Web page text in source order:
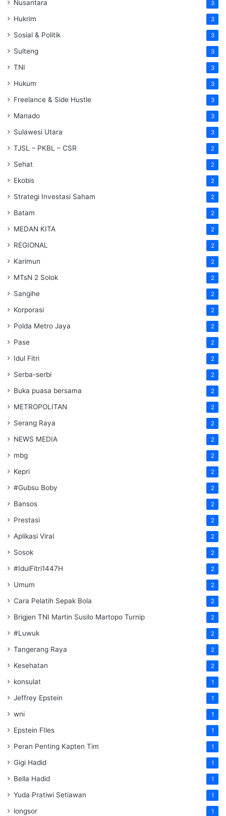
Nusantara 3
Hukrim 3
Sosial & Politik 3
Sulteng 3
TNI 3
Hukum 3
Freelance & Side Hustle 3
Manado 3
Sulawesi Utara 3
TJSL – PKBL – CSR 2
Sehat 2
Ekobis 2
Strategi Investasi Saham 2
Batam 2
MEDAN KITA 2
REGIONAL 2
Karimun 2
MTsN 2 Solok 2
Sangihe 2
Korporasi 2
Polda Metro Jaya 2
Pase 2
Idul Fitri 2
Serba-serbi 2
Buka puasa bersama 2
METROPOLITAN 2
Serang Raya 2
NEWS MEDIA 2
mbg 2
Kepri 2
#Gubsu Boby 2
Bansos 2
Prestasi 2
Aplikasi Viral 2
Sosok 2
#IdulFitri1447H 2
Umum 2
Cara Pelatih Sepak Bola 2
Brigjen TNI Martin Susilo Martopo Turnip 2
#Luwuk 2
Tangerang Raya 2
Kesehatan 2
konsulat 1
Jeffrey Epstein 1
wni 1
Epstein FIles 1
Peran Penting Kapten Tim 1
Gigi Hadid 1
Bella Hadid 1
Yuda Pratiwi Setiawan 1
longsor 1